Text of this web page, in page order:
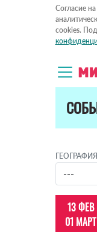
Согласие
cookies.
13 ФЕВ
01 МАРТ